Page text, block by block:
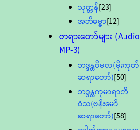
သုတ္တန်[23]
အဘိဓမ္မာ[12]
တရားတော်များ
MP-3)
ဘဒ္ဒန္တဝိမလ(မိုးကုတ်
ဆရာတော်)[50]
ဘဒ္ဒန္တကုမာရာဘိ
ဝံသ(ဗန်းမော်
ဆရာတော်)[58]